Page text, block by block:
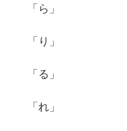
「ら」
「り」
「る」
「れ」